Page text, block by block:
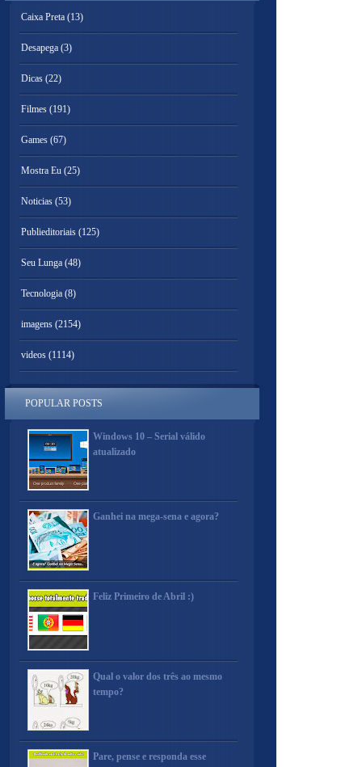
Caixa Preta (13)
Desapega (3)
Dicas (22)
Filmes (191)
Games (67)
Mostra Eu (25)
Noticias (53)
Publieditoriais (125)
Seu Lunga (48)
Tecnologia (8)
imagens (2154)
videos (1114)
POPULAR POSTS
Windows 10 – Serial válido
atualizado
Ganhei na mega-sena e agora?
Feliz Primeiro de Abril :)
Qual o valor dos três ao mesmo
tempo?
Pare, pense e responda esse